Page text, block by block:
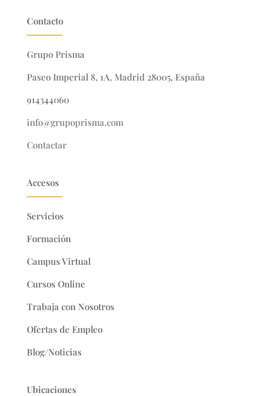
Contacto
Grupo Prisma
Paseo Imperial 8, 1A, Madrid 28005, España
914344060
info@grupoprisma.com
Contactar
Accesos
Servicios
Formación
Campus Virtual
Cursos Online
Trabaja con Nosotros
Ofertas de Empleo
Blog/Noticias
Ubicaciones